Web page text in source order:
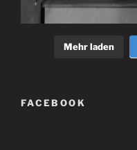
Mehr laden
FACEBOOK